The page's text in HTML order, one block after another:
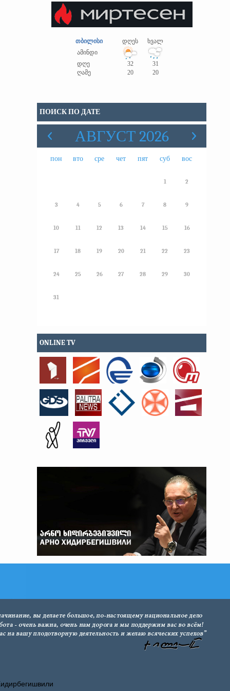
თბილისი დღეს
ხვალ
ამინდი
დღე
32
31
ღამე
20 20
ПОИСК ПО ДАТЕ
АВГУСТ 2026
пон вто сре чет пят суб вос
1 2
3 4 5 6 7 8 9
10 11 12 13 14 15 16
17 18 19 20 21 22 23
24 25 26 27 28 29 30
31
ONLINE TV